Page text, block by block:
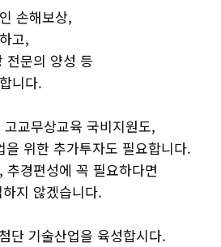
손해보상,
고,
전문의 양성 등
니다.
교무상교육 국비지원도,
위한 추가투자도 필요합니다.
경편성에 꼭 필요하다면
지 않겠습니다.
단 기술산업을 육성합시다.